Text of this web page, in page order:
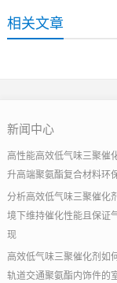
相关文章
新闻中心
高性能高效低气味三聚催
升高端聚氨酯复合材料环
分析高效低气味三聚催化
境下维持催化性能且保证
现
高效低气味三聚催化剂如
轨道交通聚氨酯内饰件的